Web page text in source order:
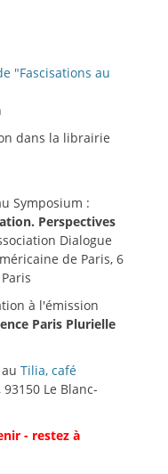
"Fascisations au
dans la librairie
Symposium :
Perspectives
Dialogue
de Paris, 6
à l'émission
Paris Plurielle
Tilia, café
Le Blanc-
- restez à